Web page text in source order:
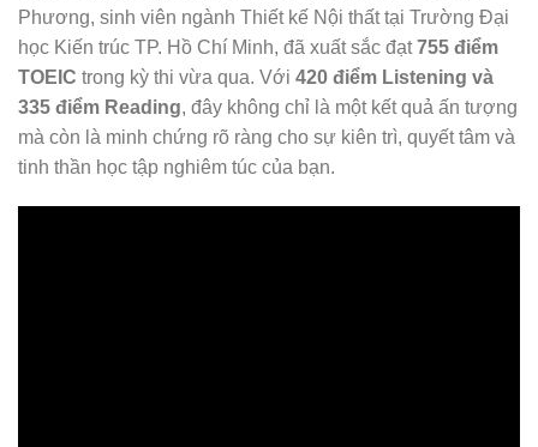
Phương, sinh viên ngành Thiết kế Nội thất tại Trường Đại
học Kiến trúc TP. Hồ Chí Minh, đã xuất sắc đạt755 điểm
TOEIC trong kỳ thi vừa qua. Với 420 điểm Listening và
335 điểm Reading, đây không chỉ là một kết quả ấn tượng
mà còn là minh chứng rõ ràng cho sự kiên trì, quyết tâm và
tinh thần học tập nghiêm túc của bạn.